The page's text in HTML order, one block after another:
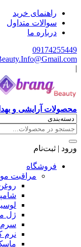
خرید
متداول
ما
آرایشی و بهداشتی |
مراقبت مو
روغن مو
شامپوی مو
لوسیون مو
سرم و اسپری
نرم کننده
ماسک و